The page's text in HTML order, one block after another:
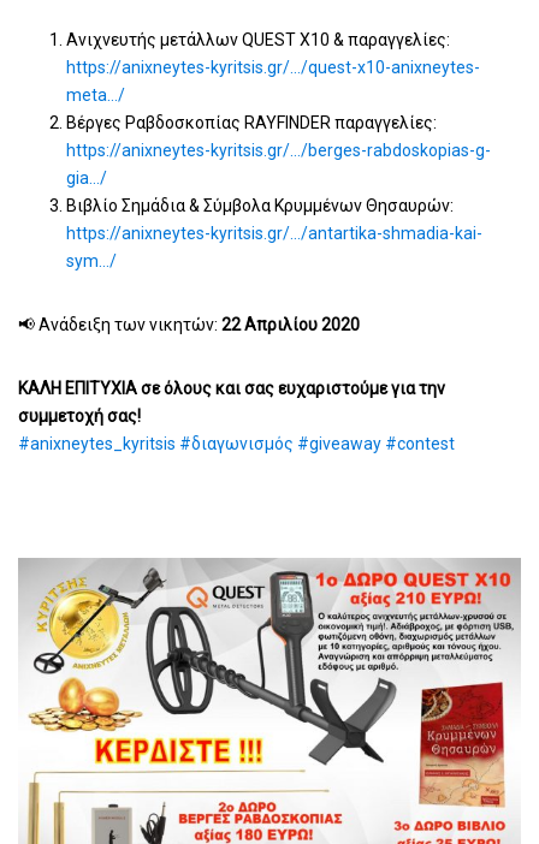
Ανιχνευτής μετάλλων QUEST X10 & παραγγελίες:
https://anixneytes-kyritsis.gr/…/quest-x10-anixneytes-
meta…/
Βέργες Ραβδοσκοπίας RAYFINDER παραγγελίες:
https://anixneytes-kyritsis.gr/…/berges-rabdoskopias-g-
gia…/
Βιβλίο Σημάδια & Σύμβολα Κρυμμένων Θησαυρών:
https://anixneytes-kyritsis.gr/…/antartika-shmadia-kai-
sym…/
📢Ανάδειξη των νικητών: 22 Απριλίου 2020
ΚΑΛΗ ΕΠΙΤΥΧΙΑ σε όλους και σας ευχαριστούμε για την
συμμετοχή σας!
#anixneytes_kyritsis #διαγωνισμός #giveaway #contest